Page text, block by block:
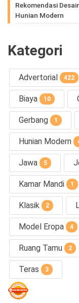
Rekomendasi
Hunian Modern
Kategori
Advertorial 422
Biaya 10
Gerbang 1
Hunian Modern
Jawa 5
Kamar Mandi 1
Klasik 2
Model Eropa 4
Ruang Tamu 2
Teras 3